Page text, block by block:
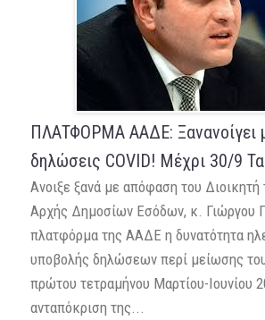
ΠΛΑΤΦΟΡΜΑ ΑΑΔΕ: Ξανανοίγει
δηλώσεις COVID! Μέχρι 30/9
Ανοιξε ξανά με απόφαση του Διοικητή
Αρχής Δημοσίων Εσόδων, κ. Γιώργου
πλατφόρμα της ΑΑΔΕ η δυνατότητα
υποβολής δηλώσεων περί μείωσης
πρώτου τετραμήνου Μαρτίου-Ιουνίου
ανταπόκριση της...